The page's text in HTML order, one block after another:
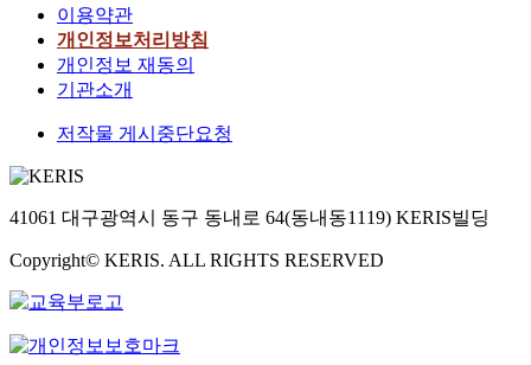
이용약관
개인정보처리방침
개인정보 재동의
기관소개
저작물 게시중단요청
41061 대구광역시 동구 동내로 64(동내동1119) KERIS빌딩
Copyright© KERIS. ALL RIGHTS RESERVED